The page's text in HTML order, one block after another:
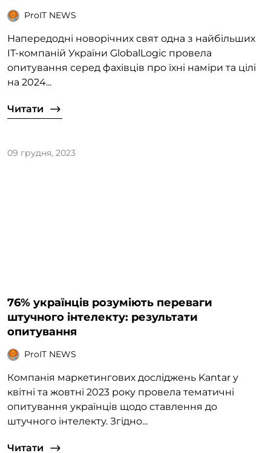
ProIT NEWS
Напередодні новорічних свят одна з найбільших
IT-компаній України GlobalLogic провела
опитування серед фахівців про їхні наміри та цілі
на 2024...
Читати
09 грудня, 2023
76% українців розуміють переваги
штучного інтелекту: результати
опитування
ProIT NEWS
Компанія маркетингових досліджень Kantar у
квітні та жовтні 2023 року провела тематичні
опитування українців щодо ставлення до
штучного інтелекту. Згідно...
Читати